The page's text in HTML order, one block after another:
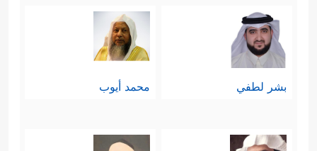
بشر لطفي محمد أيوب